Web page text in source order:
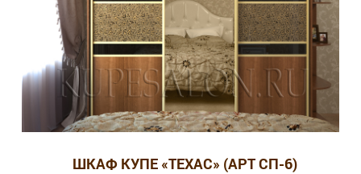
ШКАФ КУПЕ «ТЕХАС» (АРТ СП-6)